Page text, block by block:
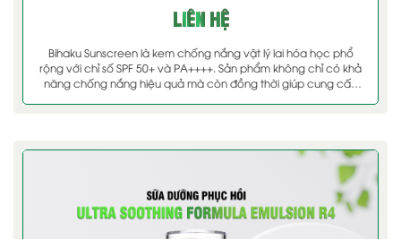
LIÊN HỆ
Bihaku Sunscreen là kem chống nắng vật lý lai hóa học phổ
rộng với chỉ số SPF 50+ và PA++++. Sản phẩm không chỉ có khả
năng chống nắng hiệu quả mà còn đồng thời giúp cung cấp